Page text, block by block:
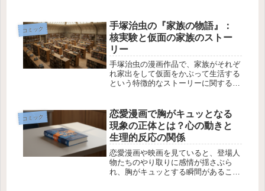
躍していることです。しかし、髙橋海
人さんだけが少女漫画家の男性なので
しょ...
コミック
手塚治虫の『家族の物語』：
核実験と仮面の家族のストー
リー
手塚治虫の漫画作品で、家族がそれぞ
れ家出をして仮面をかぶって生活する
という特徴的なストーリーに関する質
にして別れていくのか、そしてその運
命を描いています。この記事では、質
問...
コミック
恋愛漫画で胸がキュッとなる
現象の正体とは？心の動きと
生理的反応の関係
恋愛漫画や映画を見ていると、登場人
物たちのやり取りに感情が揺さぶら
れ、胸がキュッとする瞬間があること